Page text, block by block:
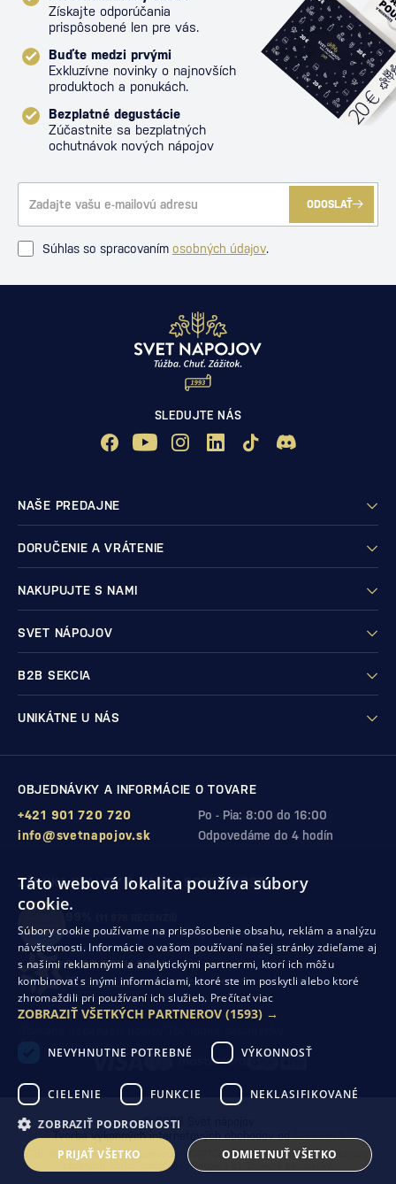
Získajte odporúčania
prispôsobené len pre vás.
Buďte medzi prvými
Exkluzívne novinky o najnovších
produktoch a ponukách.
Bezplatné degustácie
Zúčastnite sa bezplatných
ochutnávok nových nápojov
ODOSLAŤ
Súhlas so spracovaním osobných údajov.
SLEDUJTE NÁS
NAŠE PREDAJNE
DORUČENIE A VRÁTENIE
NAKUPUJTE S NAMI
SVET NÁPOJOV
B2B SEKCIA
UNIKÁTNE U NÁS
OBJEDNÁVKY A INFORMÁCIE O TOVARE
Po - Pia: 8:00 do 16:00
+421 901 720 720
Odpovedáme do 4 hodín
info@svetnapojov.sk
ZÁRUKA KVALITY A VAŠEJ SPOKOJNOSTI
zákazníkov odporúča nákup v našom obchode
SHOP ROKU 2024
10. rok po sebesme získali ocenenie od Heureka
Odstúpenie od zmluvy
© 2026 Svet nápojov
Tvorba výkonných internetových obchodov odRIESENIA
Táto stránka je chránená pomocou reCAPTCHA a uplatňujú saPravidlá ochrany
spoločnosti Google a ich
Táto webová lokalita používa súbory
cookie.
Súbory cookie používame na prispôsobenie obsahu, reklám a analýzu
návštevnosti. Informácie o vašom používaní našej stránky zdieľame aj
s našimi reklamnými a analytickými partnermi, ktorí ich môžu
kombinovať s inými informáciami, ktoré ste im poskytli alebo ktoré
zhromaždili pri používaní ich služieb. Prečítať viac
ZOBRAZIŤ VŠETKÝCH PARTNEROV (1593) →
NEVYHNUTNE POTREBNÉ VÝKONNOSŤ
CIELENIE FUNKCIE NEKLASIFIKOVANÉ
ZOBRAZIŤ PODROBNOSTI
PRIJAŤ VŠETKO
ODMIETNUŤ VŠETKO